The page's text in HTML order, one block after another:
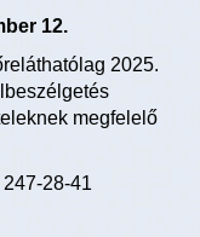
12.
2025.
megfelelő
28-41